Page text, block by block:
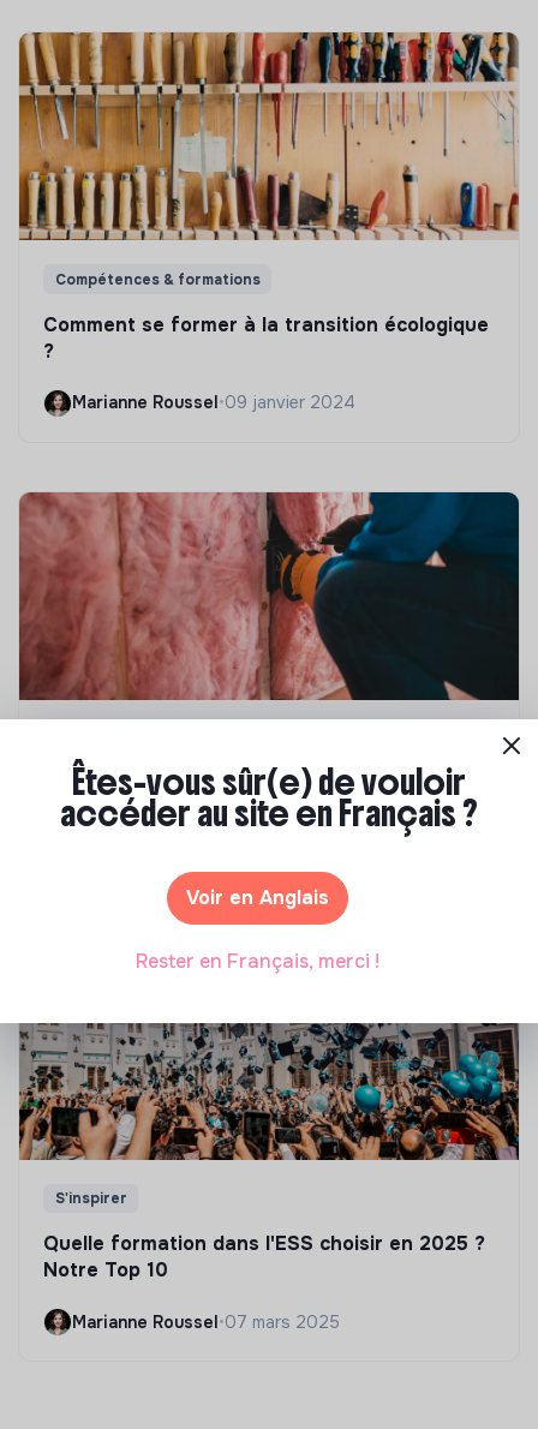
Compétences & formations
Comment se former à la transition écologique
?
Marianne Roussel •09 janvier 2024
Top 8 des formations en rénovation
énergétique des bâtiments
S'inspirer
Quelle formation dans l'ESS choisir en 2025 ?
Notre Top 10
Marianne Roussel•07 mars 2025
Êtes-vous sûr(e) de vouloir
accéder au site en Français ?
Voir en Anglais
Rester en Français, merci !